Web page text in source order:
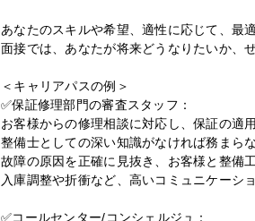
あなたのスキルや希望、適性に応じて、最
面接では、あなたが将来どうなりたいか、
＜キャリアパスの例＞
✅保証修理部門の審査スタッフ：
お客様からの修理相談に対応し、保証の適
整備士としての深い知識がなければ務まら
故障の原因を正確に見抜き、お客様と整備
入庫調整や折衝など、高いコミュニケーシ
✅コールセンター/コンシェルジュ：